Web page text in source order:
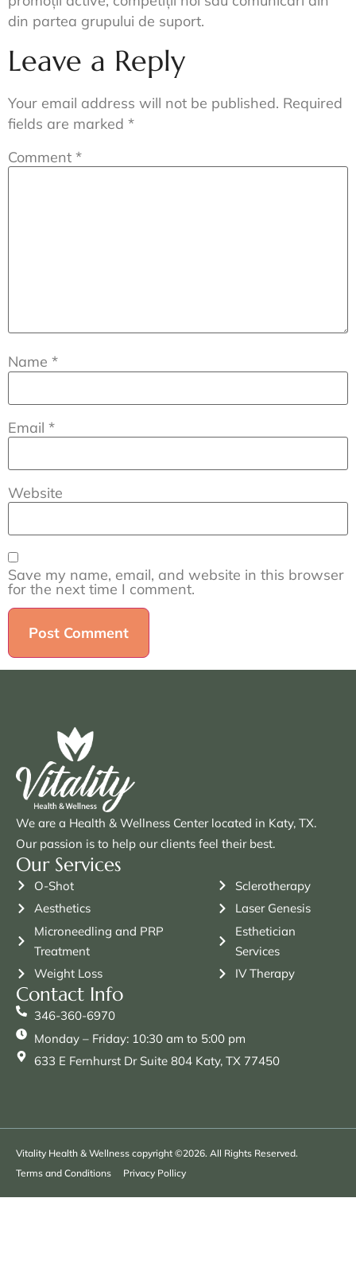
din partea grupului de suport.
Leave a Reply
Your email address will not be published. Required
fields are marked *
Comment *
Name *
Email *
Website
Save my name, email, and website in this browser
for the next time I comment.
We are a Health & Wellness Center located in Katy, TX.
Our passion is to help our clients feel their best.
Our Services
O-Shot
Aesthetics
Microneedling and PRP
Treatment
Weight Loss
Sclerotherapy
Laser Genesis
Esthetician
Services
IV Therapy
Contact Info
346-360-6970
Monday – Friday: 10:30 am to 5:00 pm
633 E Fernhurst Dr Suite 804 Katy, TX 77450
Vitality Health & Wellness copyright ©2026. All Rights Reserved.
Terms and Conditions
Privacy Pollicy